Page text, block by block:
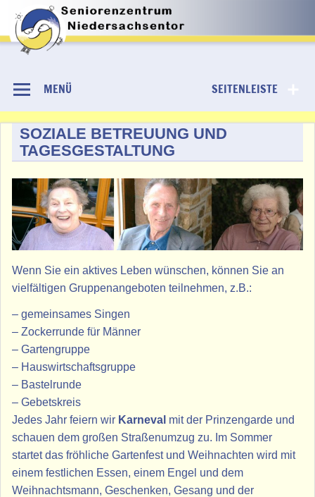
content
Niedersachsentor
SEITENLEISTE
MENÜ
SOZIALE BETREUUNG UND
TAGESGESTALTUNG
Wenn Sie ein aktives Leben wünschen, können Sie an
vielfältigen Gruppenangeboten teilnehmen, z.B.:
– gemeinsames Singen
– Zockerrunde für Männer
– Gartengruppe
– Hauswirtschaftsgruppe
– Bastelrunde
– Gebetskreis
Jedes Jahr feiern wir Karneval mit der Prinzengarde und
schauen dem großen Straßenumzug zu. Im Sommer
startet das fröhliche Gartenfest und Weihnachten wird mit
einem festlichen Essen, einem Engel und dem
Weihnachtsmann, Geschenken, Gesang und der